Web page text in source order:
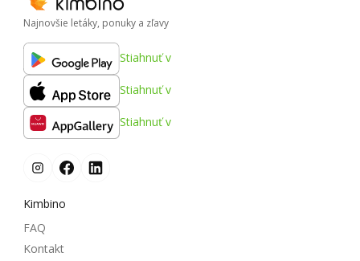
Najnovšie letáky, ponuky a zľavy
Stiahnuť v
Stiahnuť v
Stiahnuť v
Kimbino
FAQ
Kontakt